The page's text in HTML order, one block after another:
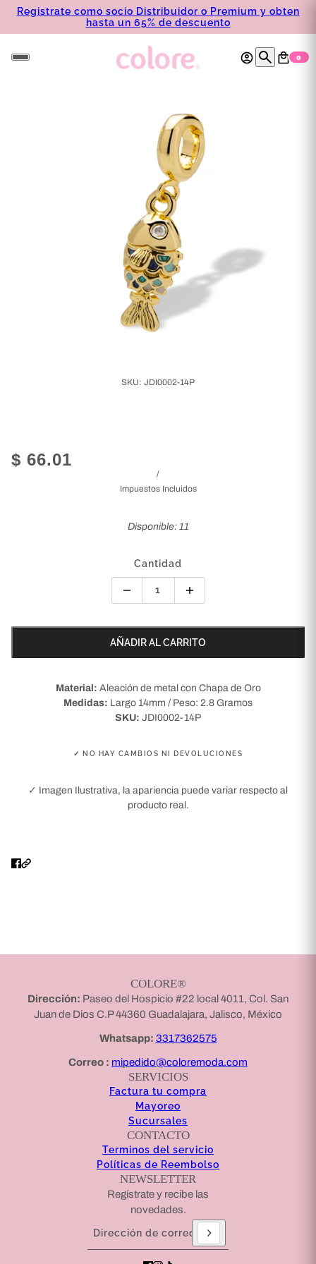
Registrate como socio Distribuidor o Premium y obten
hasta un 65% de descuento
SKU: JDI0002-14P
$ 66.01
/
Impuestos Incluidos
Disponible: 11
Cantidad
AÑADIR AL CARRITO
Material: Aleación de metal con Chapa de Oro
Medidas: Largo 14mm / Peso: 2.8 Gramos
SKU: JDI0002-14P
✓ NO HAY CAMBIOS NI DEVOLUCIONES
✓ Imagen Ilustrativa, la apariencia puede variar respecto al
producto real.
COLORE®
Dirección: Paseo del Hospicio #22 local 4011, Col. San
Juan de Dios C.P 44360 Guadalajara, Jalisco, México
Whatsapp: 3317362575
Correo : mipedido@coloremoda.com
SERVICIOS
Factura tu compra
Mayoreo
Sucursales
CONTACTO
Terminos del servicio
Políticas de Reembolso
NEWSLETTER
Regístrate y recibe las
novedades.
Dirección de correo electrónico
Este sitio está protegido por hCaptcha y se aplican